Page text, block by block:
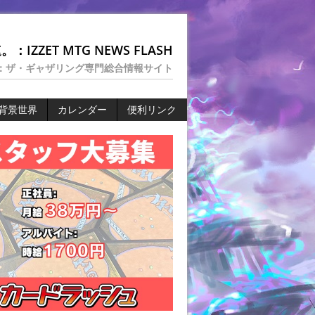
：IZZET MTG NEWS FLASH
ザ・ギャザリング専門総合情報サイト
景世界 カレンダー 便利リンク